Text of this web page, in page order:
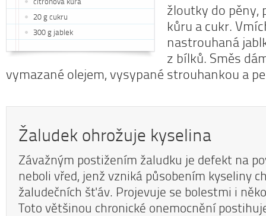
20 g cukru
300 g jablek
žloutky do pěny,
kůru a cukr.
nastrouhaná
z bílků. Směs
vymazané olejem, vysypané strouhankou a
Žaludek ohrožuje kyselina
Závažným postižením žaludku je defekt na
neboli vřed, jenž vzniká působením kyseliny
žaludečních šťáv. Projevuje se bolestmi i
Toto většinou chronické onemocnění